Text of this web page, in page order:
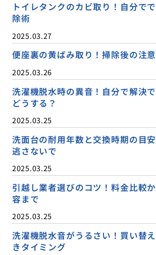
トイレタンクのカビ取り！自分で
除術
2025.03.27
便座裏の黄ばみ取り！掃除後の注
2025.03.26
洗濯機脱水時の異音！自分で解決で
どうする？
2025.03.25
洗面台の耐用年数と交換時期の目
逃さないで
2025.03.25
引越し業者選びのコツ！料金比較
容まで
2025.03.25
洗濯機脱水音がうるさい！買い替
きタイミング